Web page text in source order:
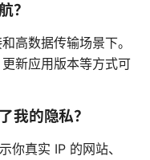
？
高数据传输场景下。
新应用版本等方式可
我的隐私？
你真实 IP 的网站、